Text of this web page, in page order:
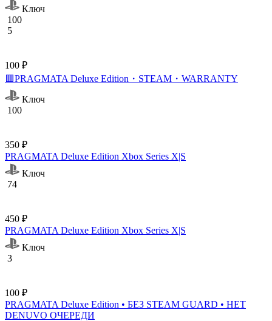
Ключ
100
5
100 ₽
🟥PRAGMATA Deluxe Edition・STEAM・WARRANTY
Ключ
100
350 ₽
PRAGMATA Deluxe Edition Xbox Series X|S
Ключ
74
450 ₽
PRAGMATA Deluxe Edition Xbox Series X|S
Ключ
3
100 ₽
PRAGMATA Deluxe Edition • БЕЗ STEAM GUARD • НЕТ
DENUVO ОЧЕРЕДИ